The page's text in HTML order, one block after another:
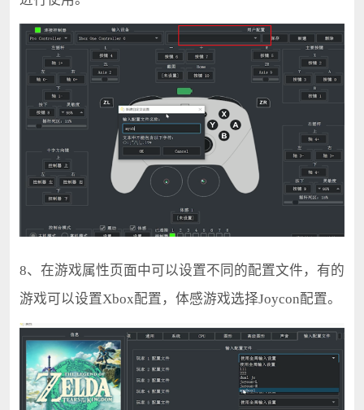
8、在游戏属性页面中可以设置不同的配置文件，有的
游戏可以设置Xbox配置，体感游戏选择Joycon配置。